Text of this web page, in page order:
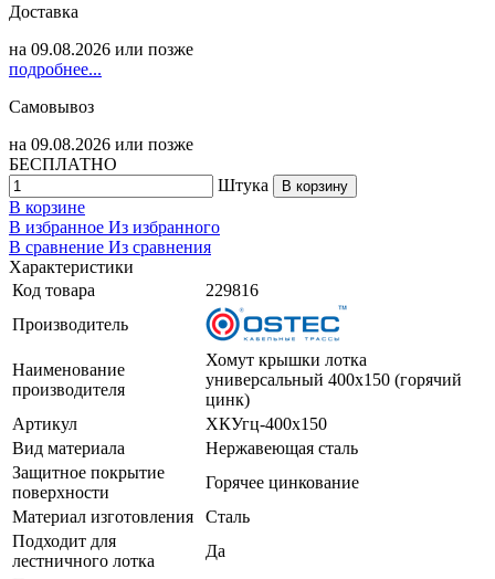
Доставка
на 09.08.2026 или позже
подробнее...
Самовывоз
на 09.08.2026 или позже
БЕСПЛАТНО
Штука
В корзину
В корзине
В избранное Из избранного
В сравнение Из сравнения
Характеристики
Код товара
229816
Производитель
Наименование
производителя
Хомут крышки лотка
универсальный 400х150 (горячий
цинк)
Артикул
ХКУгц-400х150
Вид материала
Нержавеющая сталь
Защитное покрытие
поверхности
Горячее цинкование
Материал изготовления
Сталь
Подходит для
лестничного лотка
Да